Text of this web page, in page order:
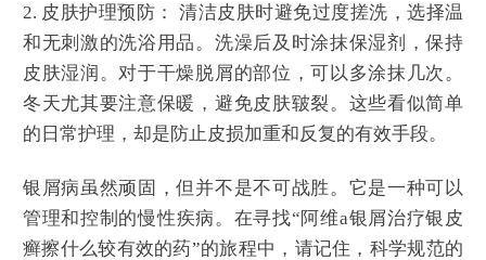
2. 皮肤护理预防： 清洁皮肤时避免过度搓洗，选择温
和无刺激的洗浴用品。洗澡后及时涂抹保湿剂，保持
皮肤湿润。对于干燥脱屑的部位，可以多涂抹几次。
冬天尤其要注意保暖，避免皮肤皲裂。这些看似简单
的日常护理，却是防止皮损加重和反复的有效手段。
银屑病虽然顽固，但并不是不可战胜。它是一种可以
管理和控制的慢性疾病。在寻找“阿维a银屑治疗银皮
癣擦什么较有效的药”的旅程中，请记住，科学规范的